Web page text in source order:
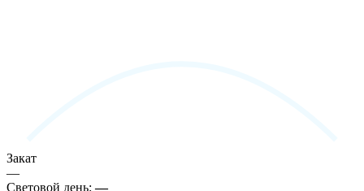
Закат
—
Световой день:—